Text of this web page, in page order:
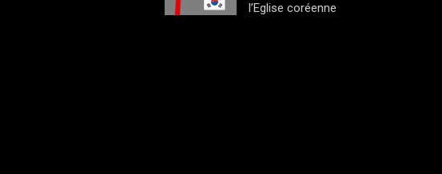
l’Eglise coréenne